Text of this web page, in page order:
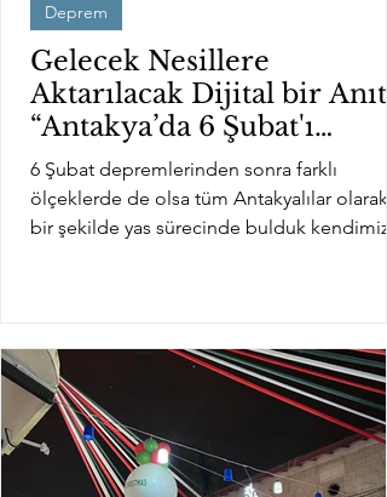
Gelecek Nesillere
Aktarılacak Dijital bir Anıt:
“Antakya’da 6 Şubat'ı
Haritalandırmak”
6 Şubat depremlerinden sonra farklı
ölçeklerde de olsa tüm Antakyalılar olarak
bir şekilde yas sürecinde bulduk kendimizi.
Deprem